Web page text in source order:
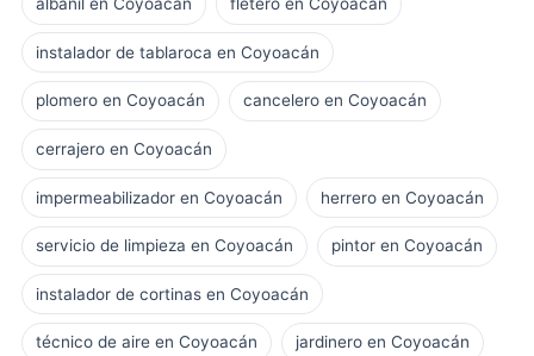
albañil en Coyoacán fletero en Coyoacán
instalador de tablaroca en Coyoacán
plomero en Coyoacán cancelero en Coyoacán
cerrajero en Coyoacán
impermeabilizador en Coyoacán herrero en Coyoacán
servicio de limpieza en Coyoacán pintor en Coyoacán
instalador de cortinas en Coyoacán
técnico de aire en Coyoacán jardinero en Coyoacán